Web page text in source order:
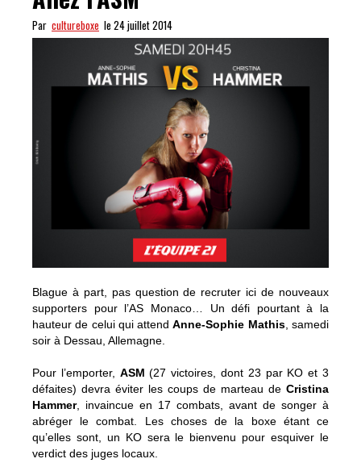
Par cultureboxe le 24 juillet 2014
Blague à part, pas question de recruter ici de nouveaux
supporters pour l’AS Monaco… Un défi pourtant à la
hauteur de celui qui attendAnne-Sophie Mathis, samedi
soir à Dessau, Allemagne.
Pour l’emporter, ASM (27 victoires, dont 23 par KO et 3
défaites) devra éviter les coups de marteau de Cristina
Hammer, invaincue en 17 combats, avant de songer à
abréger le combat. Les choses de la boxe étant ce
qu’elles sont, un KO sera le bienvenu pour esquiver le
verdict des juges locaux.